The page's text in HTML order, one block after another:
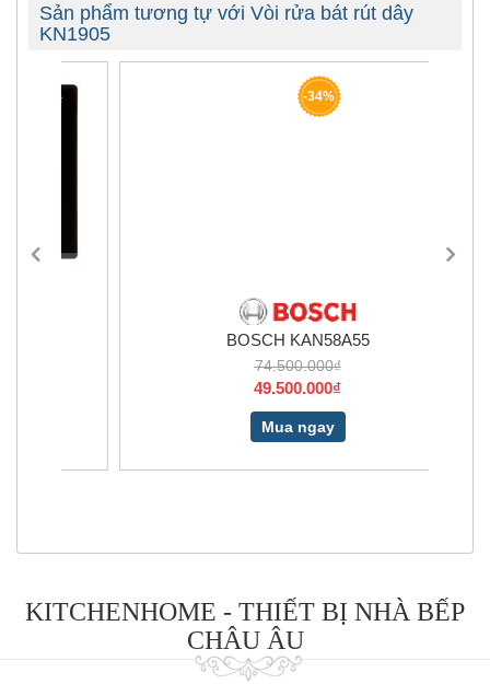
Sản phẩm tương tự với Vòi rửa bát rút dây
KN1905
BOSCH KAN58A55
74.500.000₫
49.500.000₫
Mua ngay
KITCHENHOME - THIẾT BỊ NHÀ BẾP
CHÂU ÂU